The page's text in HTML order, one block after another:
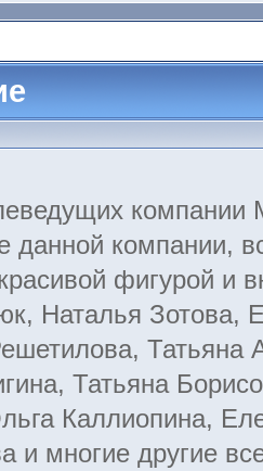
данной компании,
фигурой и
Наталья Зотова,
Татьяна
Татьяна
Каллиопина,
и многие другие